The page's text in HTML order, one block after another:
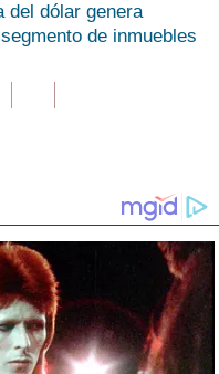
del dólar genera
de inmuebles